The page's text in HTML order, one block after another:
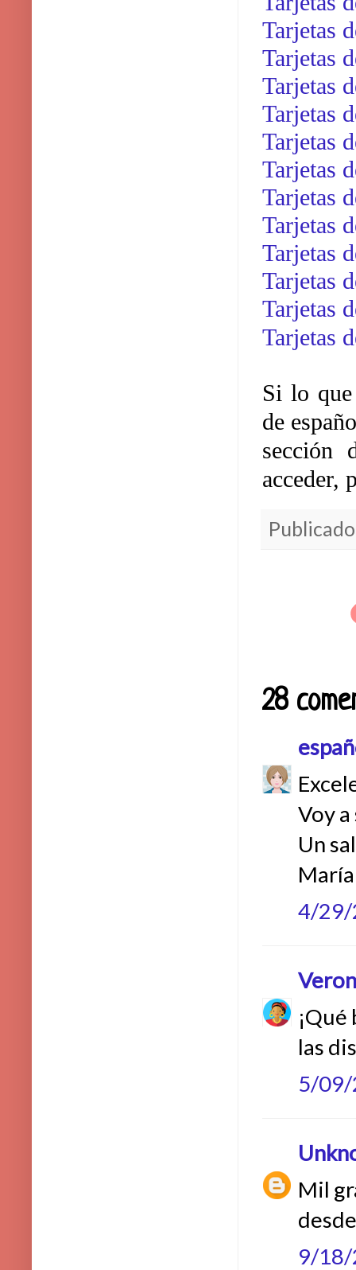
Tarjetas
Tarjetas
Tarjetas
Tarjetas
Tarjetas
Tarjetas
Tarjetas
Tarjetas
Tarjetas
Tarjetas
Tarjetas
Tarjetas
Si lo que
de
sección
acceder,
28
Voy
Un
María
4/
las
5/
Mil
9/